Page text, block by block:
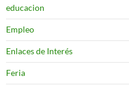
educacion
Empleo
Enlaces de Interés
Feria